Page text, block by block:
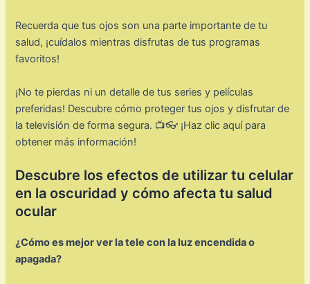
Recuerda que tus ojos son una parte importante de tu
salud, ¡cuídalos mientras disfrutas de tus programas
favoritos!
¡No te pierdas ni un detalle de tus series y películas
preferidas! Descubre cómo proteger tus ojos y disfrutar de
la televisión de forma segura. 📺👓 ¡Haz clic aquí para
obtener más información!
Descubre los efectos de utilizar tu celular
en la oscuridad y cómo afecta tu salud
ocular
¿Cómo es mejor ver la tele con la luz encendida o
apagada?